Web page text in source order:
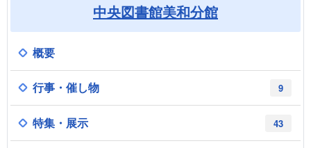
中央図書館美和分館
概要
9
行事・催し物
43
特集・展示